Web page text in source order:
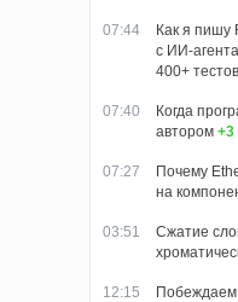
07:44
Как я пишу
с ИИ-
400+ тестов
07:40
Когда
автором +3
07:27
Почему
на
03:51
Сжатие
12:15
Побеждаем